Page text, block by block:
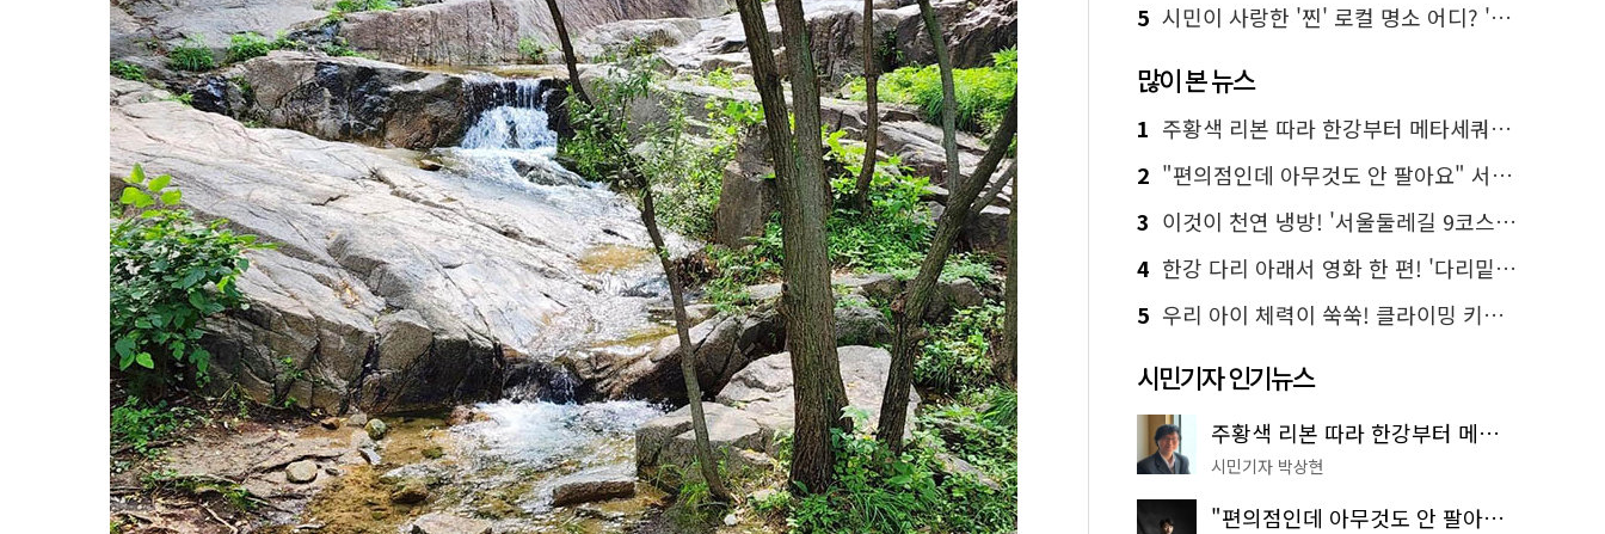
5 시민이 사랑한 '찐' 로컬 명소 어디? '서울에디션25' 추천 코스
많이 본 뉴스
1 주황색 리본 따라 한강부터 메타세쿼이아 숲길까지…서울둘레길 15코스
2 "편의점인데 아무것도 안 팔아요" 서울에서 가장 특별한 편의점의 정체
3 이것이 천연 냉방! '서울둘레길 9코스'로 숲속 피서 떠나볼까
4 한강 다리 아래서 영화 한 편! '다리밑 영화관' 무료 상영
5 우리 아이 체력이 쑥쑥! 클라이밍 키즈카페·어린이 체력장
시민기자 인기뉴스
주황색 리본 따라 한강부터 메타세쿼이아 숲길까지…서울둘레길 15코스
시민기자 박상현
"편의점인데 아무것도 안 팔아요" 서울에서 가장 특별한 편의점의 정체